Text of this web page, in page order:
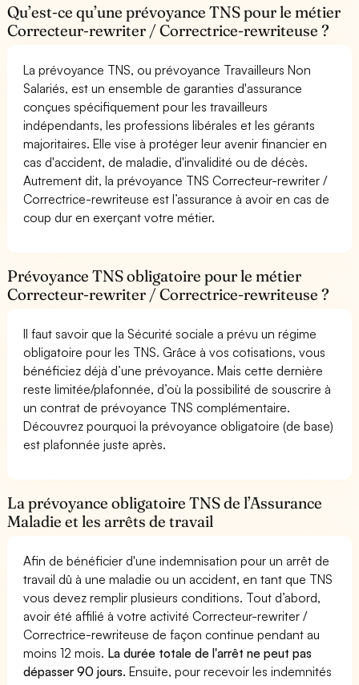
Qu’est-ce qu’une prévoyance TNS pour le métier
Correcteur-rewriter / Correctrice-rewriteuse ?
La prévoyance TNS, ou prévoyance Travailleurs Non
Salariés, est un ensemble de garanties d'assurance
conçues spécifiquement pour les travailleurs
indépendants, les professions libérales et les gérants
majoritaires. Elle vise à protéger leur avenir financier en
cas d'accident, de maladie, d'invalidité ou de décès.
Autrement dit, la prévoyance TNS Correcteur-rewriter /
Correctrice-rewriteuse est l’assurance à avoir en cas de
coup dur en exerçant votre métier.
Prévoyance TNS obligatoire pour le métier
Correcteur-rewriter / Correctrice-rewriteuse ?
Il faut savoir que la Sécurité sociale a prévu un régime
obligatoire pour les TNS. Grâce à vos cotisations, vous
bénéficiez déjà d’une prévoyance. Mais cette dernière
reste limitée/plafonnée, d’où la possibilité de souscrire à
un contrat de prévoyance TNS complémentaire.
Découvrez pourquoi la prévoyance obligatoire (de base)
est plafonnée juste après.
La prévoyance obligatoire TNS de l’Assurance
Maladie et les arrêts de travail
Afin de bénéficier d'une indemnisation pour un arrêt de
travail dû à une maladie ou un accident, en tant que TNS
vous devez remplir plusieurs conditions. Tout d’abord,
avoir été affilié à votre activité Correcteur-rewriter /
Correctrice-rewriteuse de façon continue pendant au
moins 12 mois. La durée totale de l'arrêt ne peut pas
dépasser 90 jours. Ensuite, pour recevoir les indemnités